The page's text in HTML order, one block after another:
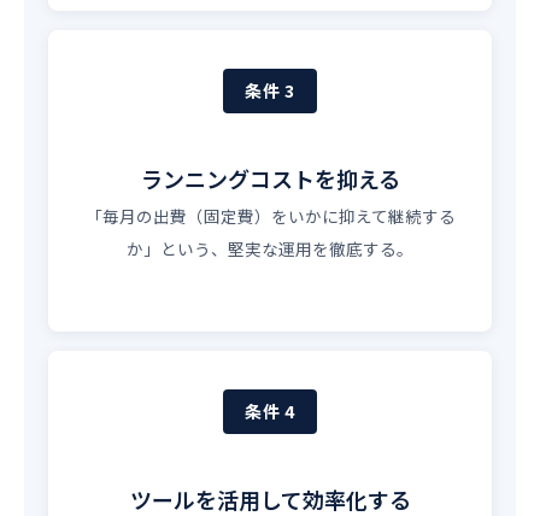
条件 3
ランニングコストを抑える
「毎月の出費（固定費）をいかに抑えて継続する
か」という、堅実な運用を徹底する。
条件 4
ツールを活用して効率化する